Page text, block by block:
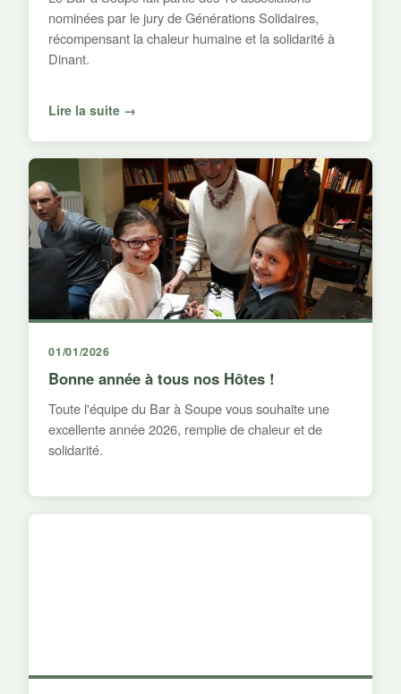
nominées par le jury de Générations Solidaires,
récompensant la chaleur humaine et la solidarité à
Dinant.
Lire la suite →
01/01/2026
Bonne année à tous nos Hôtes !
Toute l'équipe du Bar à Soupe vous souhaite une
excellente année 2026, remplie de chaleur et de
solidarité.